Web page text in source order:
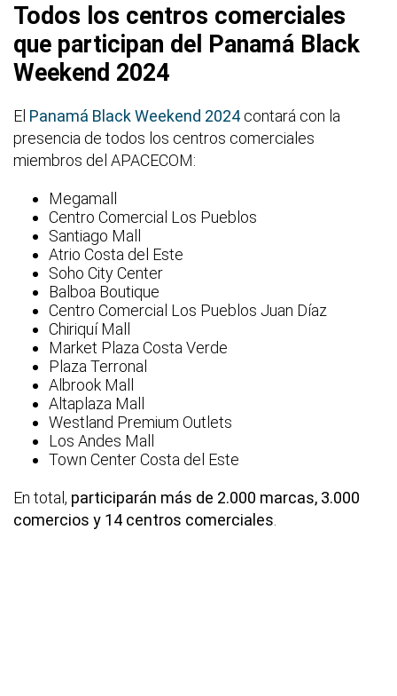
Todos los centros comerciales
que participan del Panamá Black
Weekend 2024
El Panamá Black Weekend 2024 contará con la
presencia de todos los centros comerciales
miembros del APACECOM:
Megamall
Centro Comercial Los Pueblos
Santiago Mall
Atrio Costa del Este
Soho City Center
Balboa Boutique
Centro Comercial Los Pueblos Juan Díaz
Chiriquí Mall
Market Plaza Costa Verde
Plaza Terronal
Albrook Mall
Altaplaza Mall
Westland Premium Outlets
Los Andes Mall
Town Center Costa del Este
En total, participarán más de 2.000 marcas, 3.000
comercios y 14 centros comerciales